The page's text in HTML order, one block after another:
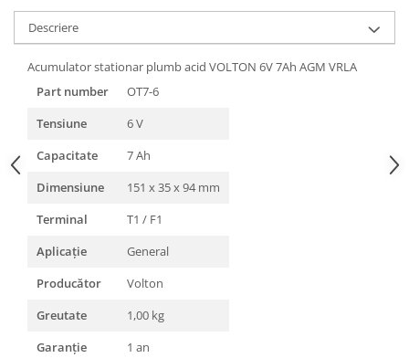
Descriere
Acumulator stationar plumb acid VOLTON 6V 7Ah AGM VRLA
Part number
OT7-6
Tensiune
6 V
Capacitate
7 Ah
Dimensiune
151 x 35 x 94 mm
Terminal
T1 / F1
Aplicație
General
Producător
Volton
Greutate
1,00 kg
Garanție
1 an